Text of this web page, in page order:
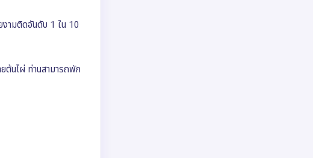
งามติดอันดับ 1 ใน 10
ต้นไผ่ ท่านสามารถพัก